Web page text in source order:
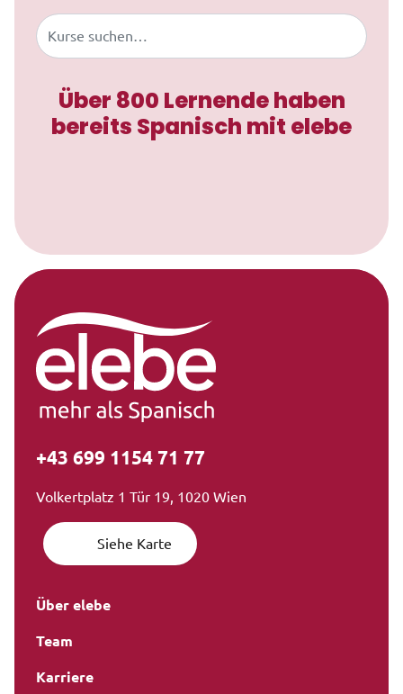
Buscar
Über 800 Lernende haben
bereits Spanisch mit elebe
+43 699 1154 71 77
Volkertplatz 1 Tür 19, 1020 Wien
Siehe Karte
Über elebe
Team
Karriere